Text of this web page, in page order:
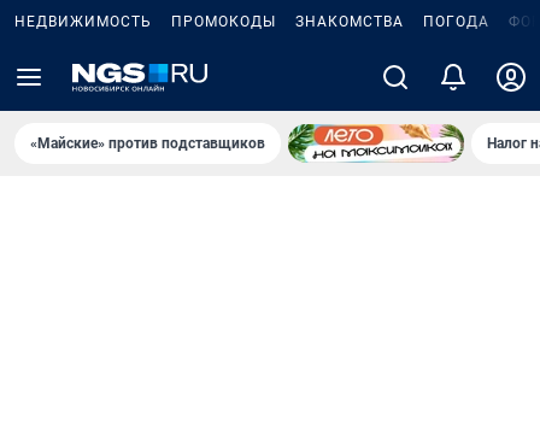
НЕДВИЖИМОСТЬ ПРОМОКОДЫ ЗНАКОМСТВА ПОГОДА
«Майские» против подставщиков Налог